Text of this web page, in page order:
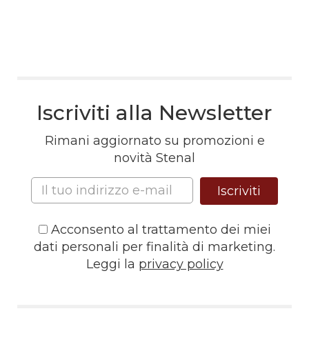
Iscriviti alla Newsletter
Rimani aggiornato su promozioni e
novità Stenal
Iscriviti
Acconsento al trattamento dei miei
dati personali per finalità di marketing.
Leggi la privacy policy